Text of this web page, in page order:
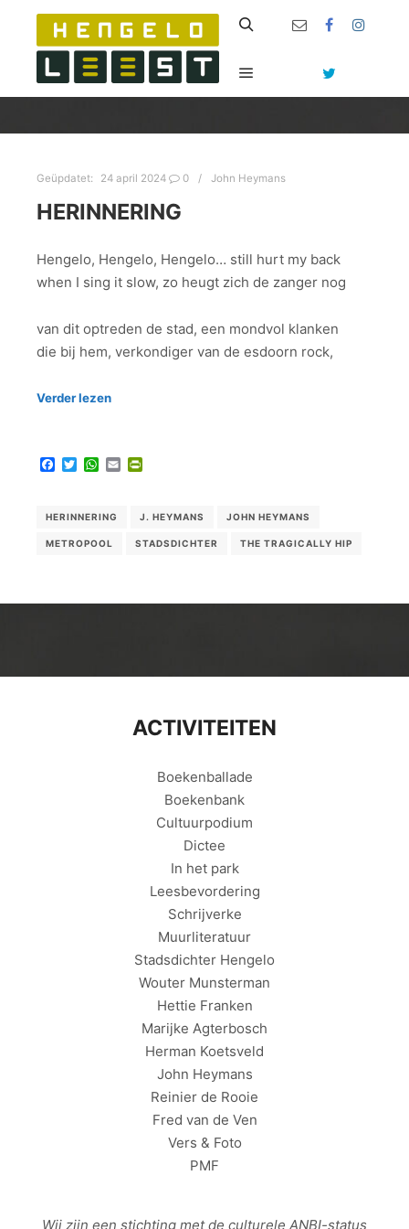
Hoofdmenu
Geüpdatet: 24 april 2024 0 John Heymans
HERINNERING
Hengelo, Hengelo, Hengelo… still hurt my back
when I sing it slow, zo heugt zich de zanger nog
van dit optreden de stad, een mondvol klanken
die bij hem, verkondiger van de esdoorn rock,
Verder lezen
Facebook
TwitterWhatsApp
Email
HERINNERING J. HEYMANS JOHN HEYMANS
METROPOOL STADSDICHTER THE TRAGICALLY HIP
ACTIVITEITEN
Boekenballade
Boekenbank
Cultuurpodium
Dictee
In het park
Leesbevordering
Schrijverke
Muurliteratuur
Stadsdichter Hengelo
Wouter Munsterman
Hettie Franken
Marijke Agterbosch
Herman Koetsveld
John Heymans
Reinier de Rooie
Fred van de Ven
Vers & Foto
PMF
Wij zijn een stichting met de culturele ANBI-status